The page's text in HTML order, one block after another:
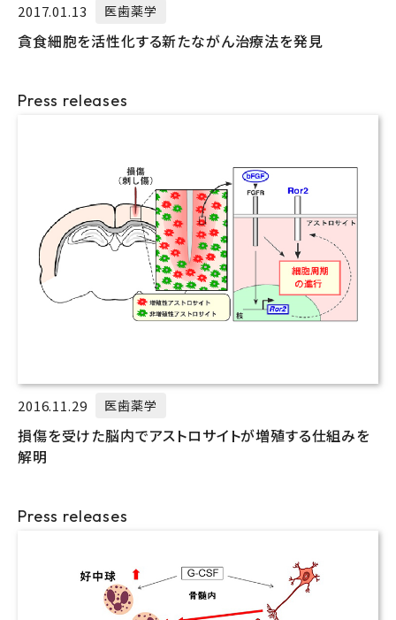
2017.01.13 医歯薬学
貪食細胞を活性化する新たながん治療法を発見
Press releases
2016.11.29 医歯薬学
損傷を受けた脳内でアストロサイトが増殖する仕組みを
解明
Press releases